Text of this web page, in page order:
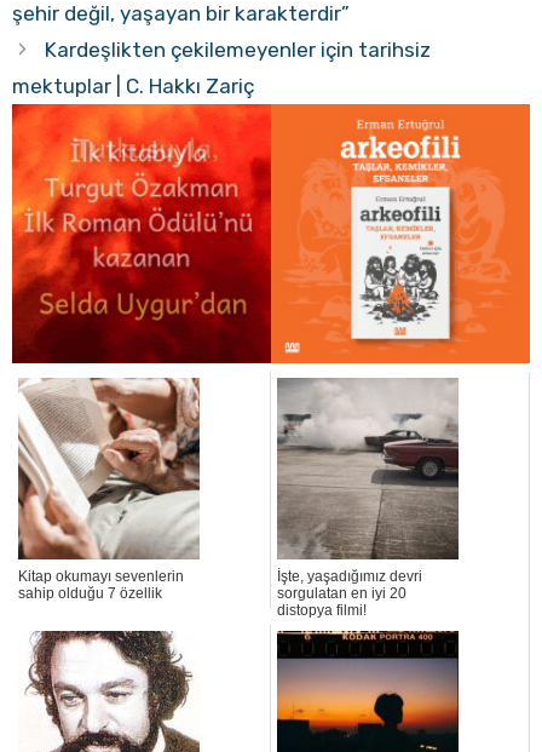
şehir değil, yaşayan bir karakterdir”
Kardeşlikten çekilemeyenler için tarihsiz
mektuplar | C. Hakkı Zariç
Kitap okumayı sevenlerin
sahip olduğu 7 özellik
İşte, yaşadığımız devri
sorgulatan en iyi 20
distopya filmi!